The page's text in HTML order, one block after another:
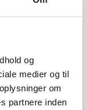
og
medier og til
om
partnere inden